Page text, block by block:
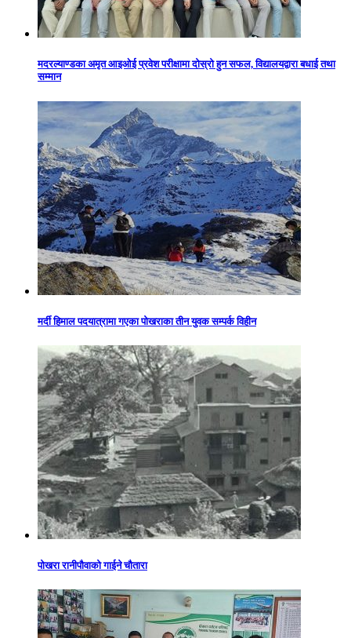
मदरल्याण्डका अमृत आइओई प्रवेश परीक्षामा दोस्रो हुन सफल, विद्यालयद्वारा बधाई तथा
सम्मान
मर्दी हिमाल पदयात्रामा गएका पोखराका तीन युवक सम्पर्क विहीन
पोखरा रानीपौवाको गाईने चौतारा